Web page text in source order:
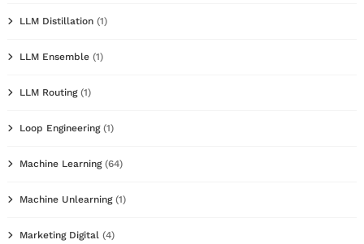
LLM Distillation (1)
LLM Ensemble (1)
LLM Routing(1)
Loop Engineering(1)
Machine Learning(64)
Machine Unlearning(1)
Marketing Digital (4)